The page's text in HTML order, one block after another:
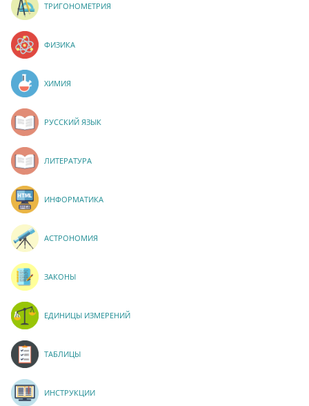
ТРИГОНОМЕТРИЯ
ФИЗИКА
ХИМИЯ
РУССКИЙ ЯЗЫК
ЛИТЕРАТУРА
ИНФОРМАТИКА
АСТРОНОМИЯ
ЗАКОНЫ
ЕДИНИЦЫ ИЗМЕРЕНИЙ
ТАБЛИЦЫ
ИНСТРУКЦИИ